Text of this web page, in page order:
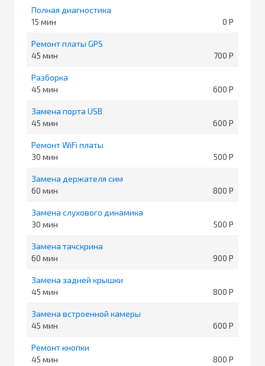
Полная диагностика
15
0
Ремонт платы GPS
45
700
Разборка
45
600
Замена порта USB
45
600
Ремонт WiFi платы
30
500
Замена держателя сим
60
800
Замена слухового динамика
30
500
Замена тачскрина
60
900
Замена задней крышки
45
800
Замена встроенной камеры
45
600
Ремонт кнопки
45
800